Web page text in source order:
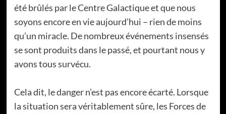
été brûlés par le Centre Galactique et que nous
soyons encore en vie aujourd’hui – rien de moins
qu’un miracle. De nombreux événements insensés
se sont produits dans le passé, et pourtant nous y
avons tous survécu.
Cela dit, le danger n’est pas encore écarté. Lorsque
la situation sera véritablement sûre, les Forces de